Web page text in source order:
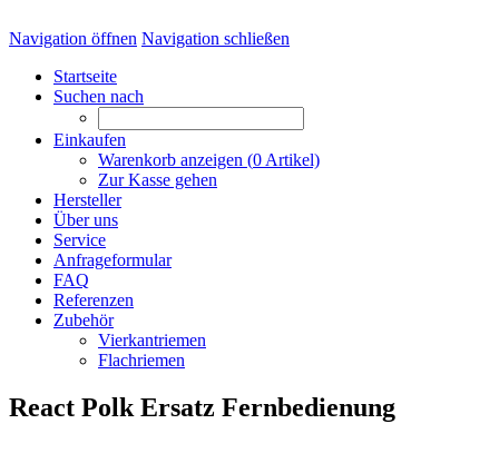
Navigation öffnen Navigation schließen
Startseite
Suchen nach
Einkaufen
Warenkorb anzeigen (0 Artikel)
Zur Kasse gehen
Hersteller
Über uns
Service
Anfrageformular
FAQ
Referenzen
Zubehör
Vierkantriemen
Flachriemen
React Polk Ersatz Fernbedienung